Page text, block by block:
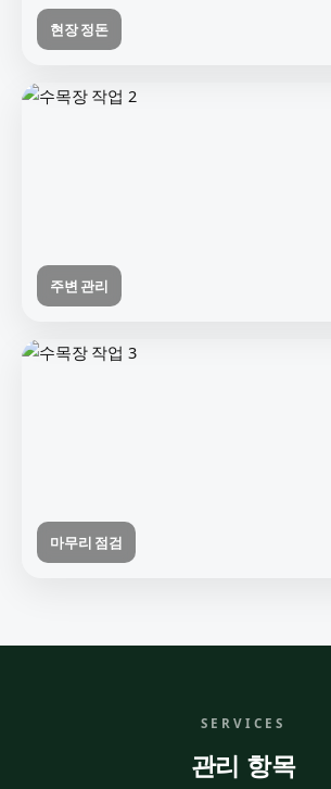
현장 정돈
주변 관리
마무리 점검
SERVICES
관리 항목